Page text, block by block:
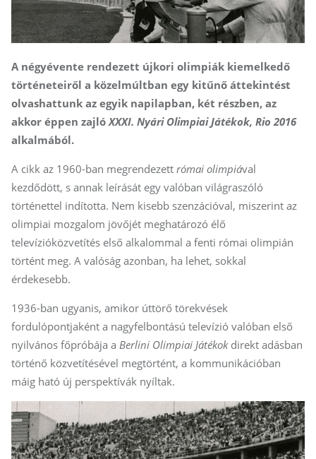
A négyévente rendezett újkori olimpiák kiemelkedő
történeteiről a közelmúltban egy kitűnő áttekintést
olvashattunk az egyik napilapban, két részben, az
akkor éppen zajlóXXXI. Nyári Olimpiai Játékok, Rio 2016
alkalmából.
A cikk az 1960-ban megrendezett római olimpiával
kezdődött, s annak leírását egy valóban világraszóló
történettel indította. Nem kisebb szenzációval, miszerint az
olimpiai mozgalom jövőjét meghatározó élő
televízióközvetítés első alkalommal a fenti római olimpián
történt meg. A valóság azonban, ha lehet, sokkal
érdekesebb.
1936-ban ugyanis, amikor úttörő törekvések
fordulópontjaként a nagyfelbontású televízió valóban első
nyilvános főpróbája a Berlini Olimpiai Játékokdirekt adásban
történő közvetítésével megtörtént, a kommunikációban
máig ható új perspektívák nyíltak.